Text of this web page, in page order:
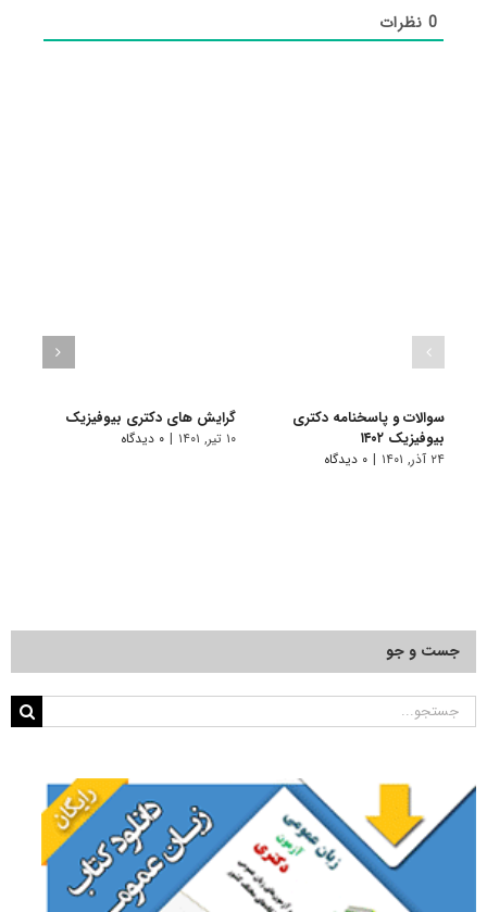
0نظرات
سوالات و پاسخنامه دکتری
بیوفیزیک ۱۴۰۲
۲۴ آذر, ۱۴۰۱ | ۰ دیدگاه
گرایش های دکتری ﺑﻴﻮﻓﻴﺰیک
۱۰ تیر, ۱۴۰۱ | ۰ دیدگاه
جست و جو
جستجو